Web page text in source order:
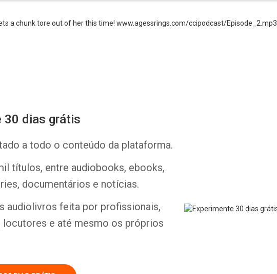
a chunk tore out of her this time! www.agessrings.com/ccipodcast/Episode_2.mp3
30 dias grátis
a todo o conteúdo da plataforma.
títulos, entre audiobooks, ebooks,
documentários e notícias.
audiolivros feita por profissionais,
locutores e até mesmo os próprios
Whatsapp Facebook Twitter E-mail